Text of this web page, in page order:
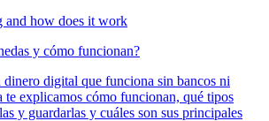
y cómo funcionan?
dinero digital que funciona sin bancos ni
te explicamos cómo funcionan, qué tipos
y guardarlas y cuáles son sus principales